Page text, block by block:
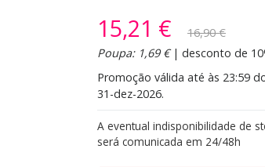
15,21 €
16,90 €
Poupa: 1,69 €| desconto de
Promoção válida até às 23:59
31-dez-2026.
A eventual indisponibilidade de
será comunicada em 24/48h